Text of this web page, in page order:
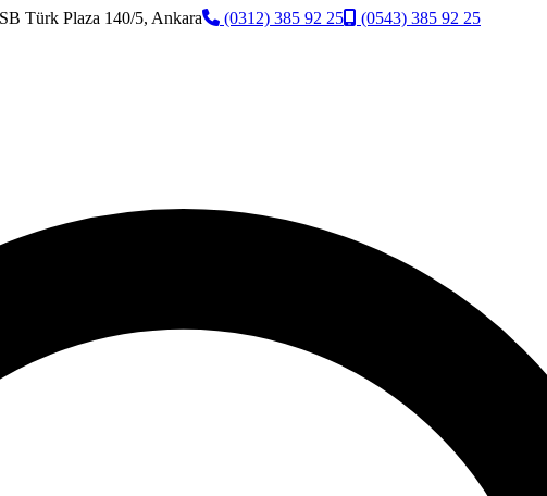
Türk Plaza 140/5, Ankara (0312) 385 92 25 (0543) 385 92 25